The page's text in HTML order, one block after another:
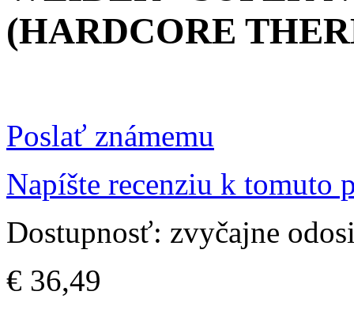
(HARDCORE
Poslať známemu
Napíšte recenziu k tomuto
Dostupnosť: zvyčajne
€ 36,49